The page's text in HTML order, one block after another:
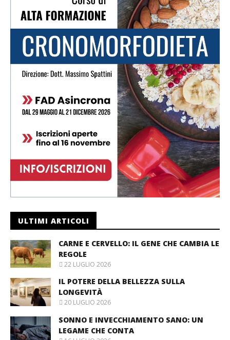
ULTIMI ARTICOLI
CARNE E CERVELLO: IL GENE CHE CAMBIA LE
REGOLE
22 LUGLIO 2026
IL POTERE DELLA BELLEZZA SULLA
LONGEVITÀ
20 LUGLIO 2026
SONNO E INVECCHIAMENTO SANO: UN
LEGAME CHE CONTA